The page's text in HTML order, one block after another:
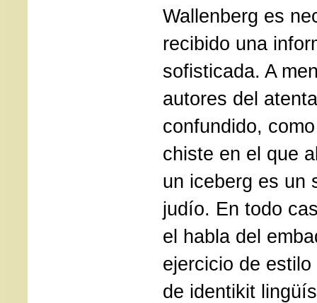
Wallenberg es
recibido una
sofisticada. A
autores del
confundido,
chiste en el que
un iceberg es un
judío. En todo
el habla del
ejercicio de
de identikit